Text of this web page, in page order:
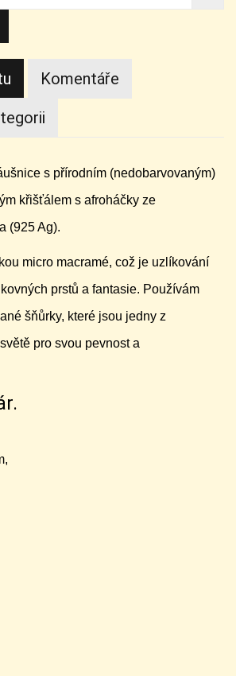
Komentáře
s přírodním (nedobarvovaným)
křišťálem s afroháčky ze
(925 Ag).
micro macramé, což je uzlíkování
prstů a fantasie. Používám
šňůrky, které jsou jedny z
pro svou pevnost a